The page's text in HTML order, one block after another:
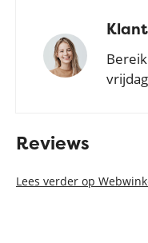
Reviews
Lees verder op